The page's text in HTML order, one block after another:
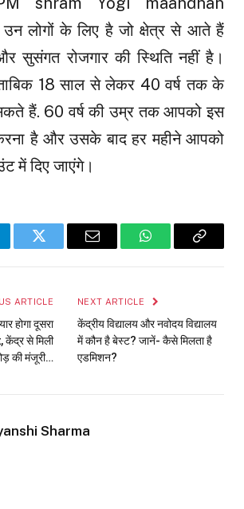
लोगों के लिए है जो क्षेत्र से आते हैं
सुसंगत रोजगार की स्थिति नहीं है।
18 साल से लेकर 40 वर्ष तक के
हैं. 60 वर्ष की उम्र तक आपको इस
है और उसके बाद हर महीने आपको
में दिए जाएंगे।
Twitter Email WhatsAppCopy
ARTICLE
होगा दूसरा
केंद्र से मिली
की मंजूरी…
NEXT ARTICLE
केंद्रीय विद्यालय और नवोदय विद्यालय
में कौन है बेस्ट? जानें- कैसे मिलता है
एडमिशन?
Sharma